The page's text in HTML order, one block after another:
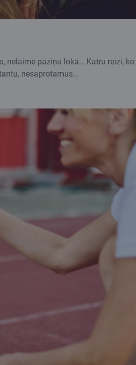
nelaime paziņu lokā… Katru reizi,
nesaprotamus...